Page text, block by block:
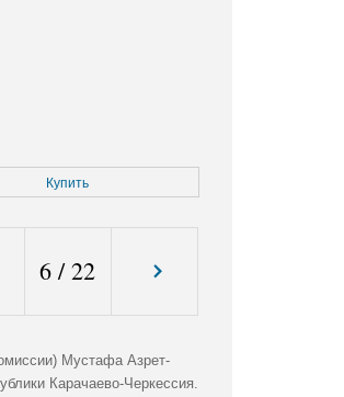
Купить
6 /22
Мустафа Азрет-
Карачаево-Черкессия.